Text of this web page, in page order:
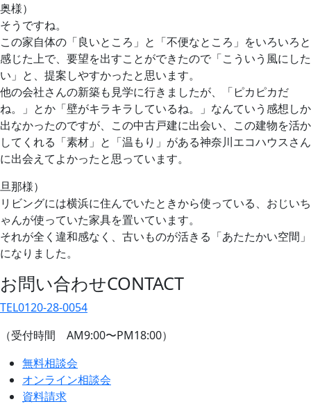
奥様）
そうですね。
この家自体の「良いところ」と「不便なところ」をいろいろと
感じた上で、要望を出すことができたので「こういう風にした
い」と、提案しやすかったと思います。
他の会社さんの新築も見学に行きましたが、「ピカピカだ
ね。」とか「壁がキラキラしているね。」なんていう感想しか
出なかったのですが、この中古戸建に出会い、この建物を活か
してくれる「素材」と「温もり」がある神奈川エコハウスさん
に出会えてよかったと思っています。
旦那様）
リビングには横浜に住んでいたときから使っている、おじいち
ゃんが使っていた家具を置いています。
それが全く違和感なく、古いものが活きる「あたたかい空間」
になりました。
お問い合わせCONTACT
TEL0120-28-0054
（受付時間 AM9:00〜PM18:00）
無料相談会
オンライン相談会
資料請求